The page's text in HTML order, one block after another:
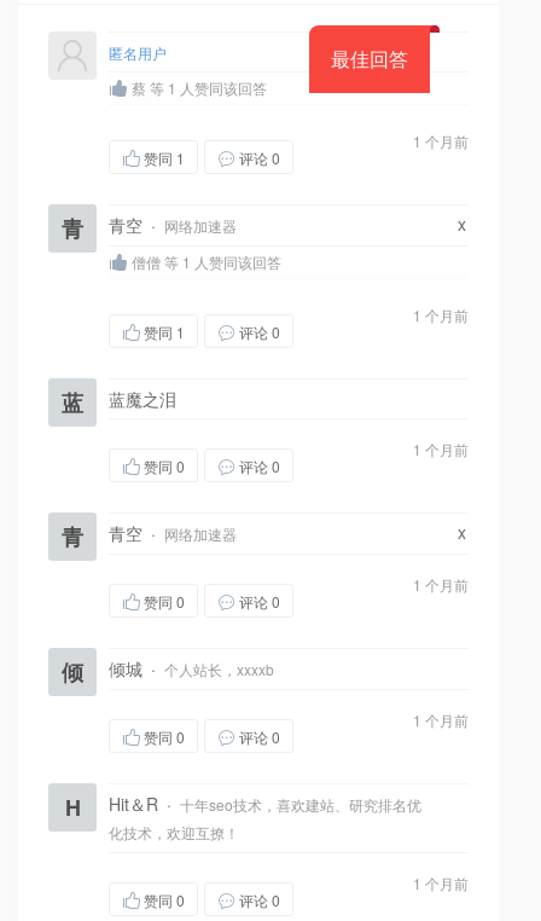
最佳回答
匿名用户
蔡 等 1 人赞同该回答
1 个月前
赞同 1 评论 0
青 青空 · 网络加速器 x
僧僧 等 1 人赞同该回答
1 个月前
赞同 1 评论 0
蓝 蓝魔之泪
1 个月前
赞同 0 评论 0
青 青空 · 网络加速器 x
1 个月前
赞同 0 评论 0
倾 倾城 · 个人站长，xxxxb
1 个月前
赞同 0 评论 0
H Hit＆R · 十年seo技术，喜欢建站、研究排名优
化技术，欢迎互撩！
1 个月前
赞同 0 评论 0